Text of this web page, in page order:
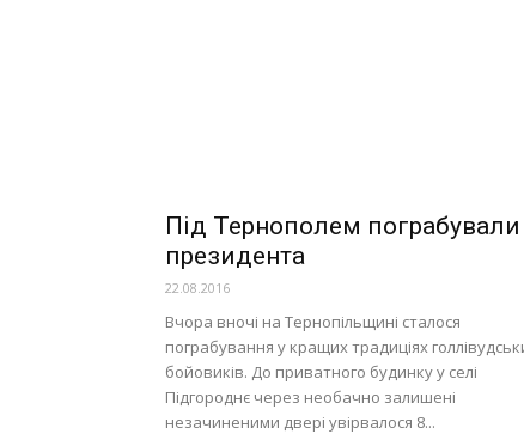
Під Тернополем пограбували
президента
22.08.2016
Вчора вночі на Тернопільщині сталося
пограбування у кращих традиціях
бойовиків. До приватного будинку у селі
Підгороднє через необачно залишені
незачиненими двері увірвалося 8...